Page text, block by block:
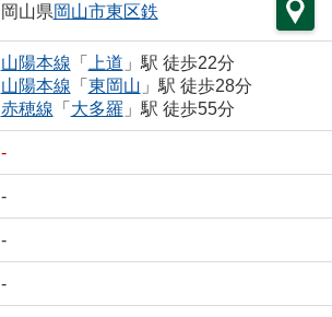
岡山県岡山市東区鉄
山陽本線 「 上道 」駅 徒歩22分
山陽本線 「 東岡山 」駅 徒歩28分
赤穂線 「 大多羅 」駅 徒歩55分
-
-
-
-